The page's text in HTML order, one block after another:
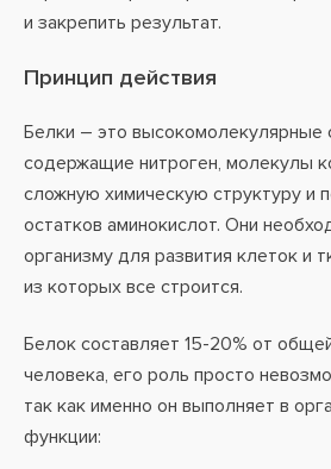
и закрепить результат.
Принцип действия
Белки – это высокомолекулярные
содержащие нитроген, молекулы
сложную химическую структуру и
остатков аминокислот. Они
организму для развития клеток и
из которых все строится.
Белок составляет 15-20% от
человека, его роль просто
так как именно он выполняет в
функции: